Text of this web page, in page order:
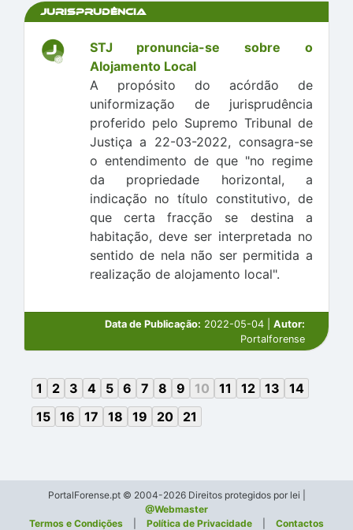
Jurisprudência
STJ pronuncia-se sobre o
Alojamento Local
A propósito do acórdão de
uniformização de jurisprudência
proferido pelo Supremo Tribunal de
Justiça a 22-03-2022, consagra-se
o entendimento de que "no regime
da propriedade horizontal, a
indicação no título constitutivo, de
que certa fracção se destina a
habitação, deve ser interpretada no
sentido de nela não ser permitida a
realização de alojamento local".
Data de Publicação: 2022-05-04 | Autor:
Portalforense
1 2 3 4 5 6 7 8 9 10 11 12 13
14
15 16 17 18 19 20 21
PortalForense.pt © 2004-2026 Direitos protegidos por lei |
@Webmaster
Termos e Condições
Política de Privacidade Contactos